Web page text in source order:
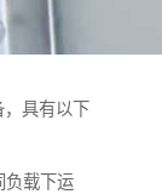
具有以下
负载下运